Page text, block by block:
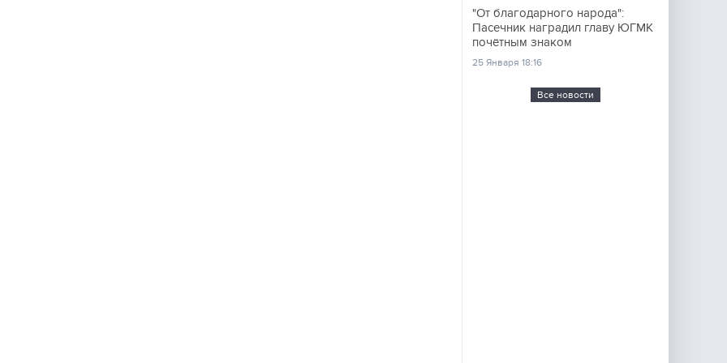
"От благодарного народа":
Пасечник наградил главу ЮГМК
почётным знаком
25 Января 18:16
Все новости